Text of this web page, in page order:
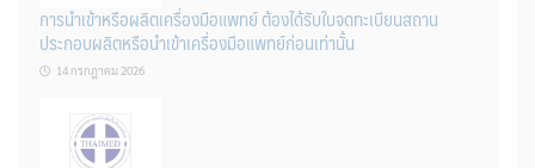
การนำเข้าหรือผลิตเครื่องมือแพทย์ ต้องได้รับใบจดทะเบียนสถาน
ประกอบผลิตหรือนำเข้าเครื่องมือแพทย์ก่อนเท่านั้น
14 กรกฎาคม 2026